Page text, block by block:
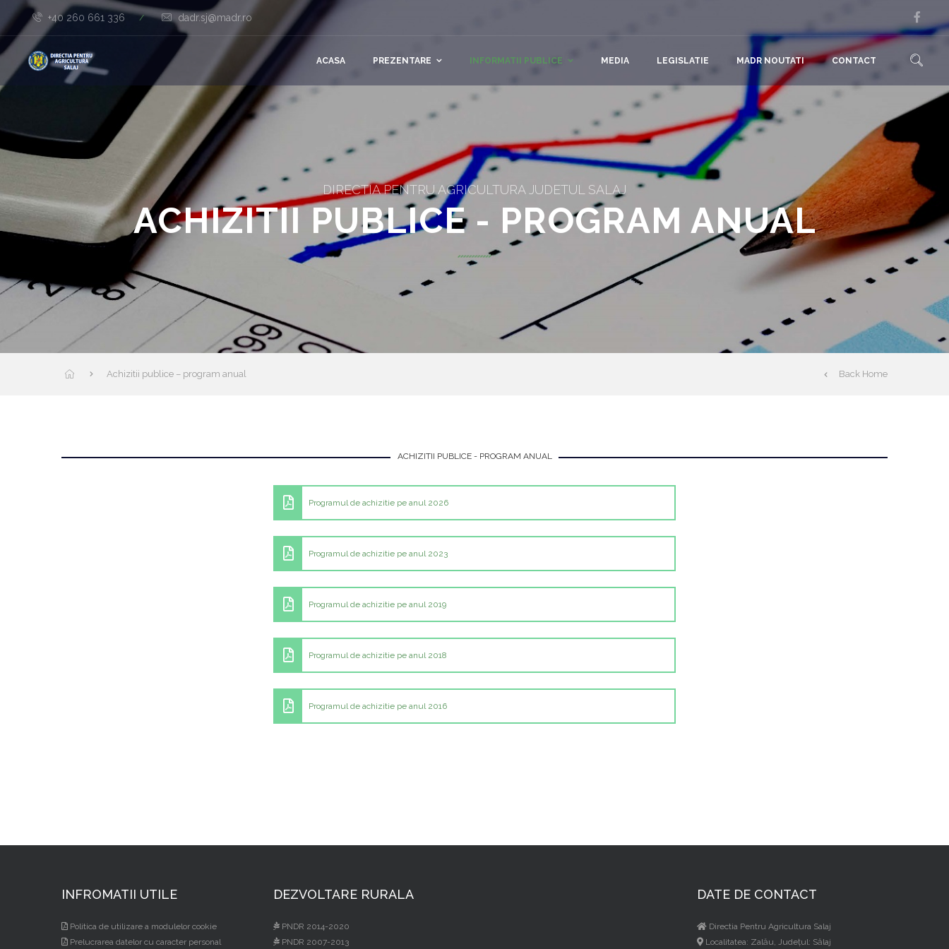
+40 260 661 336 / dadr.sj@madr.ro
ACASA PREZENTARE INFORMATII PUBLICE MEDIA LEGISLATIE MADR NOUTATI CONTACT
DIRECTIA PENTRU AGRICULTURA JUDETUL SALAJ
ACHIZITII PUBLICE - PROGRAM ANUAL
Achizitii publice – program anual Back Home
ACHIZITII PUBLICE - PROGRAM ANUAL
Programul de achizitie pe anul 2026
Programul de achizitie pe anul 2023
Programul de achizitie pe anul 2019
Programul de achizitie pe anul 2018
Programul de achizitie pe anul 2016
INFROMATII UTILE
Politica de utilizare a modulelor cookie
Prelucrarea datelor cu caracter personal
DEZVOLTARE RURALA
PNDR 2014-2020
PNDR 2007-2013
DATE DE CONTACT
Directia Pentru Agricultura Salaj
Localitatea: Zalău, Judeţul: Sălaj